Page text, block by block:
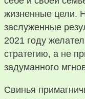
жизненные цели.
заслуженные
2021 году
стратегию, а не
задуманного
Свинья